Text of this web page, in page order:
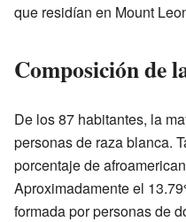
que residían en Mount
Composición de
De los 87 habitantes, la
personas de raza blanca.
porcentaje de
Aproximadamente el
formada por personas de